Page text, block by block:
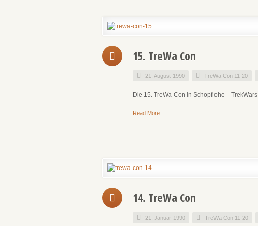
15. TreWa Con
21. August 1990 TreWa Con 11-20
Die 15. TreWa Con in Schopflohe –
Read More
14. TreWa Con
21. Januar 1990 TreWa Con 11-20